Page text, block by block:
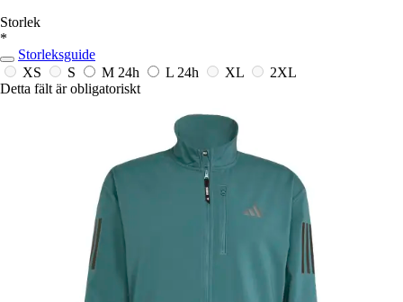
Storlek
*
Storleksguide
XS
S M 24h L 24h XL
2XL
Detta fält är obligatoriskt